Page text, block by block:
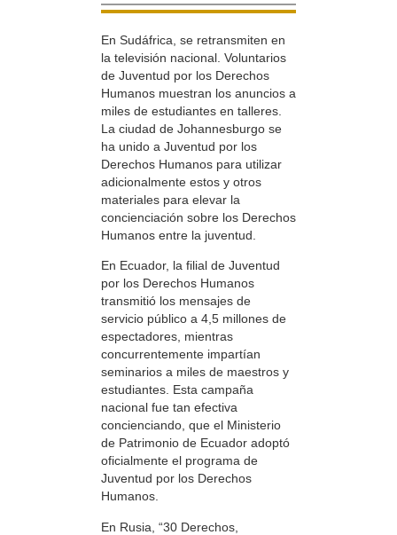
En Sudáfrica, se retransmiten en
la televisión nacional. Voluntarios
de Juventud por los Derechos
Humanos muestran los anuncios a
miles de estudiantes en talleres.
La ciudad de Johannesburgo se
ha unido a Juventud por los
Derechos Humanos para utilizar
adicionalmente estos y otros
materiales para elevar la
concienciación sobre los Derechos
Humanos entre la juventud.
En Ecuador, la filial de Juventud
por los Derechos Humanos
transmitió los mensajes de
servicio público a 4,5 millones de
espectadores, mientras
concurrentemente impartían
seminarios a miles de maestros y
estudiantes. Esta campaña
nacional fue tan efectiva
concienciando, que el Ministerio
de Patrimonio de Ecuador adoptó
oficialmente el programa de
Juventud por los Derechos
Humanos.
En Rusia, “30 Derechos,